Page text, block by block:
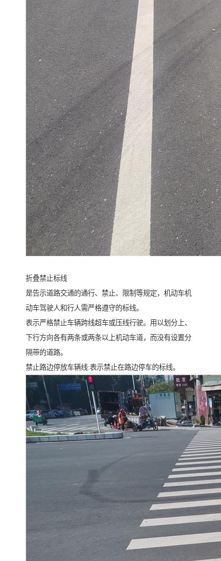
折叠禁止标线
是告示道路交通的通行、禁止、限制等规定，机动车机
动车驾驶人和行人需严格遵守的标线。
表示严格禁止车辆跨线超车或压线行驶。用以划分上、
下行方向各有两条或两条以上机动车道，而没有设置分
隔带的道路。
禁止路边停放车辆线:表示禁止在路边停车的标线。